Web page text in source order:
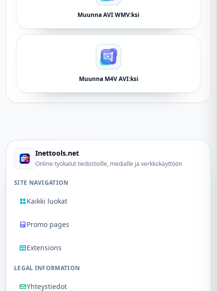
Muunna AVI WMV:ksi
Muunna M4V AVI:ksi
Inettools.net
Online-työkalut tiedostoille, medialle ja verkkokäyttöön
SITE NAVIGATION
Kaikki luokat
Promo pages
Extensions
LEGAL INFORMATION
Yhteystiedot